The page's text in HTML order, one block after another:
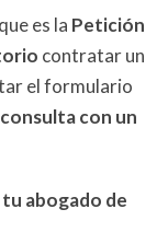
es la Petición
contratar un
el formulario
con un
abogado de